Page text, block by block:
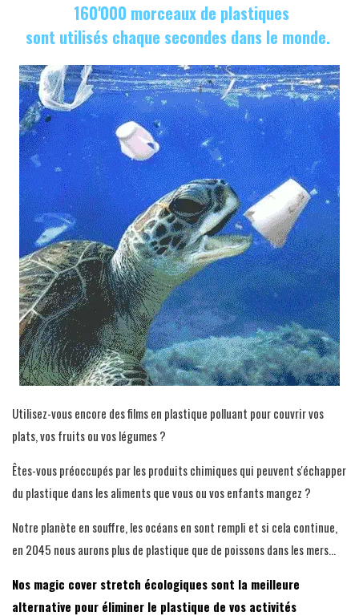
160'000 morceaux de plastiques
sont utilisés chaque secondes dans le monde.
Utilisez-vous encore des films en plastique polluant pour couvrir vos
plats, vos fruits ou vos légumes ?
Êtes-vous préoccupés par les produits chimiques qui peuvent s'échapper
du plastique dans les aliments que vous ou vos enfants mangez ?
Notre planète en souffre, les océans en sont rempli et si cela continue,
en 2045 nous aurons plus de plastique que de poissons dans les mers...
Nos magic cover stretch écologiques sont la meilleure
alternative pour éliminer le plastique de vos activités